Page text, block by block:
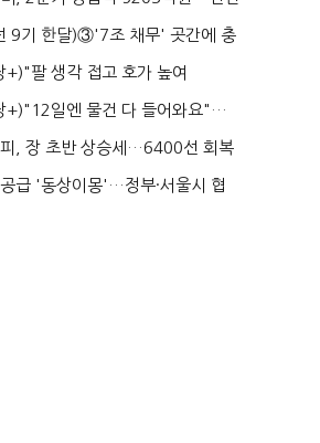
감소...
9기 한달)③'7조 채무' 곳간에 충
미애, 20년...
+)"팔 생각 접고 호가 높여
덜 똘똘한 한 채' 20...
+)"12일엔 물건 다 들어와요"…
대 채우며 문 연 ...
, 장 초반 상승세…6400선 회복
급 '동상이몽'…정부·서울시 협